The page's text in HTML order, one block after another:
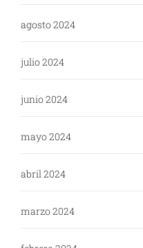
agosto 2024
julio 2024
junio 2024
mayo 2024
abril 2024
marzo 2024